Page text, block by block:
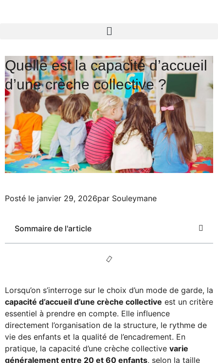
Quelle est la capacité d’accueil
d’une crèche collective ?
Posté le janvier 29, 2026par Souleymane
Sommaire de l'article
Lorsqu’on s’interroge sur le choix d’un mode de garde, la
capacité d’accueil d’une crèche collective est un critère
essentiel à prendre en compte. Elle influence
directement l’organisation de la structure, le rythme de
vie des enfants et la qualité de l’encadrement. En
pratique, la capacité d’une crèche collective varie
généralement entre 20 et 60 enfants, selon la taille